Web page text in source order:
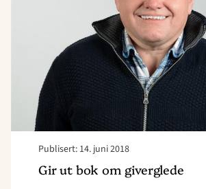
Publisert: 14. juni 2018
Gir ut bok om giverglede
giverglede"